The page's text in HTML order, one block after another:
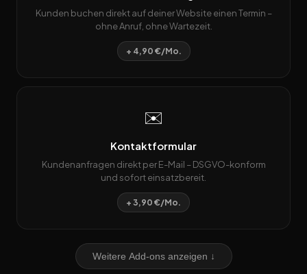
Kunden buchen direkt auf deiner Website einen Termin –
ohne Anruf, ohne Wartezeit.
+ 4,90 €/Mo.
✉️
Kontaktformular
Kundenanfragen direkt per E-Mail – DSGVO-konform
und sofort einsatzbereit.
+ 3,90 €/Mo.
Weitere Add-ons anzeigen ↓